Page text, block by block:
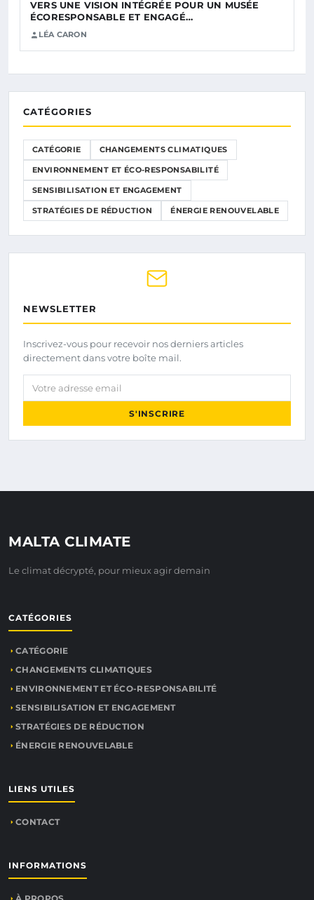
VERS UNE VISION INTÉGRÉE POUR UN MUSÉE
ÉCORESPONSABLE ET ENGAGÉ…
LÉA CARON
CATÉGORIES
CATÉGORIE CHANGEMENTS CLIMATIQUES
ENVIRONNEMENT ET ÉCO-RESPONSABILITÉ
SENSIBILISATION ET ENGAGEMENT
STRATÉGIES DE RÉDUCTION ÉNERGIE RENOUVELABLE
NEWSLETTER
Inscrivez-vous pour recevoir nos derniers articles
directement dans votre boîte mail.
Votre adresse email
S'INSCRIRE
MALTA CLIMATE
Le climat décrypté, pour mieux agir demain
CATÉGORIES
CATÉGORIE
CHANGEMENTS CLIMATIQUES
ENVIRONNEMENT ET ÉCO-RESPONSABILITÉ
SENSIBILISATION ET ENGAGEMENT
STRATÉGIES DE RÉDUCTION
ÉNERGIE RENOUVELABLE
LIENS UTILES
CONTACT
INFORMATIONS